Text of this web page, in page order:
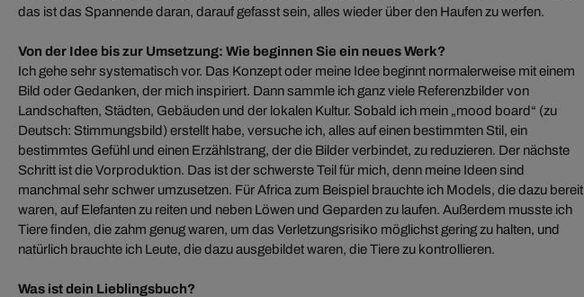
das ist das Spannende daran, darauf gefasst sein, alles wieder über den Haufen zu werfen.
Von der Idee bis zur Umsetzung: Wie beginnen Sie ein neues Werk?
Ich gehe sehr systematisch vor. Das Konzept oder meine Idee beginnt normalerweise mit einem
Bild oder Gedanken, der mich inspiriert. Dann sammle ich ganz viele Referenzbilder von
Landschaften, Städten, Gebäuden und der lokalen Kultur. Sobald ich mein „mood board“ (zu
Deutsch: Stimmungsbild) erstellt habe, versuche ich, alles auf einen bestimmten Stil, ein
bestimmtes Gefühl und einen Erzählstrang, der die Bilder verbindet, zu reduzieren. Der nächste
Schritt ist die Vorproduktion. Das ist der schwerste Teil für mich, denn meine Ideen sind
manchmal sehr schwer umzusetzen. Für Africa zum Beispiel brauchte ich Models, die dazu bereit
waren, auf Elefanten zu reiten und neben Löwen und Geparden zu laufen. Außerdem musste ich
Tiere finden, die zahm genug waren, um das Verletzungsrisiko möglichst gering zu halten, und
natürlich brauchte ich Leute, die dazu ausgebildet waren, die Tiere zu kontrollieren.
Was ist dein Lieblingsbuch?